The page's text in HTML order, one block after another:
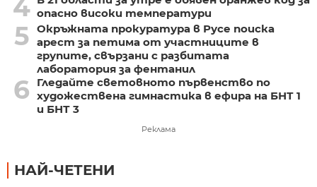
4 опасно високи температури
5 Окръжната прокуратура в Русе поиска
арест за петима от участниците в
групите, свързани с разбитата
лаборатория за фентанил
6
Гледайте световното първенство по
художествена гимнастика в ефира на БНТ 1
и БНТ 3
Реклама
НАЙ-ЧЕТЕНИ